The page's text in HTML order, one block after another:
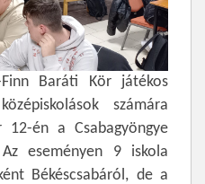
Finn Baráti Kör játékos
számára
12-én a Csabagyöngye
eseményen 9 iskola
Békéscsabáról, de a